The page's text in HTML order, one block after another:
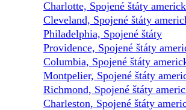
Charlotte, Spojené štáty
Cleveland, Spojené štáty
Philadelphia, Spojené štáty
Providence, Spojené štáty
Columbia, Spojené štáty
Montpelier, Spojené štáty
Richmond, Spojené štáty
Charleston, Spojené štáty